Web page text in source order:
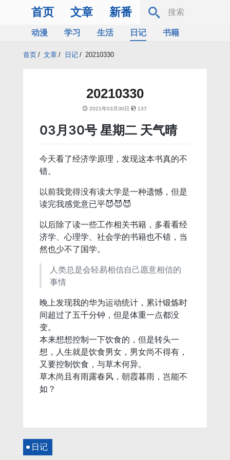
首页 文章 新番
动漫 学习 生活 日记
书籍
首页 / 文章 / 日记 / 20210330
20210330
2021年03月30日 137
03月30号 星期二 天气晴
今天看了经济学原理，发现这本书真的不
错。
以前我觉得没有读大学是一种遗憾，但是
读完我感觉意已平😈😈😈
以后除了读一些工作相关书籍，多看看经
济学、心理学、社会学的书籍也不错，当
然也少不了国学。
人类总是会轻易相信自己愿意相信的
事情
晚上发现我的华为运动统计，累计锻炼时
间超过了五千分钟，但是体重一点都没
变。
本来想想控制一下饮食的，但是转头一
想，人生就是饮食男女，男女尚不得有，
又要控制饮食，与草木何异。
草木尚且有雨露春风，朝霞暮雨，岂能不
如？
日记